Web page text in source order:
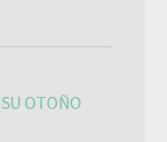
OTOÑO